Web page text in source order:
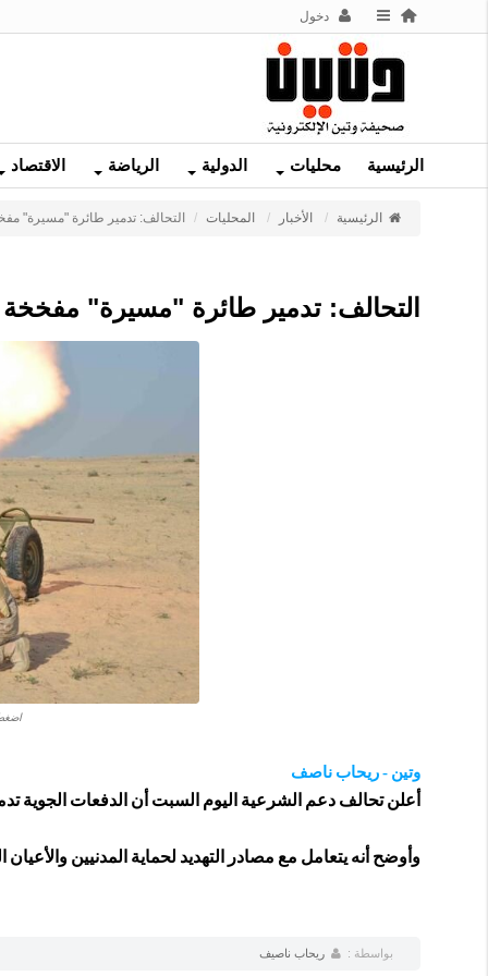
دخول
الرئيسية محليات الدولية الرياضة الاقتصاد
الرئيسية الأخبار المحليات التحالف: تدمير طائرة "مسيرة"
التحالف: تدمير طائرة "مسيرة" مفخخة
وتين - ريحاب ناصف
أعلن تحالف دعم الشرعية اليوم السبت أن الدفعات
وأوضح أنه يتعامل مع مصادر التهديد لحماية المدنيين والأعيان
بواسطة : ريحاب ناصيف